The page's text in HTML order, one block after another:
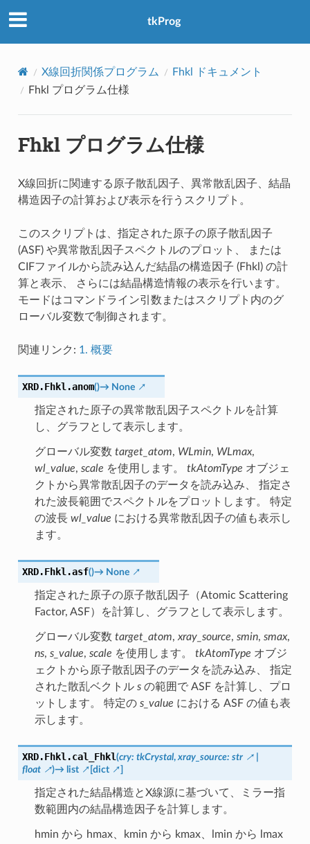
tkProg
X線回折関係プログラム
Fhkl ドキュメント
Fhkl プログラム仕様
Fhkl プログラム仕様
X線回折に関連する原子散乱因子、異常散乱因子、結晶
構造因子の計算および表示を行うスクリプト。
このスクリプトは、指定された原子の原子散乱因子
(ASF) や異常散乱因子スペクトルのプロット、 または
CIFファイルから読み込んだ結晶の構造因子 (Fhkl) の計
算と表示、 さらには結晶構造情報の表示を行います。
モードはコマンドライン引数またはスクリプト内のグ
ローバル変数で制御されます。
関連リンク: 1. 概要
XRD.Fhkl.anom()→ None
指定された原子の異常散乱因子スペクトルを計算
し、グラフとして表示します。
グローバル変数 target_atom, WLmin, WLmax,
wl_value, scale を使用します。 tkAtomType オブジェ
クトから異常散乱因子のデータを読み込み、 指定さ
れた波長範囲でスペクトルをプロットします。 特定
の波長 wl_value における異常散乱因子の値も表示し
ます。
XRD.Fhkl.asf()→ None
指定された原子の原子散乱因子（Atomic Scattering
Factor, ASF）を計算し、グラフとして表示します。
グローバル変数 target_atom, xray_source, smin, smax,
ns, s_value, scale を使用します。 tkAtomType オブジ
ェクトから原子散乱因子のデータを読み込み、 指定
された散乱ベクトル sの範囲で ASF を計算し、プロ
ットします。 特定の s_value における ASF の値も表
示します。
XRD.Fhkl.cal_Fhkl(cry: tkCrystal, xray_source: str
float
)→ list [dict ]
指定された結晶構造とX線源に基づいて、ミラー指
数範囲内の結晶構造因子を計算します。
hmin から hmax、kmin から kmax、lmin から lmax
アクセス数：0